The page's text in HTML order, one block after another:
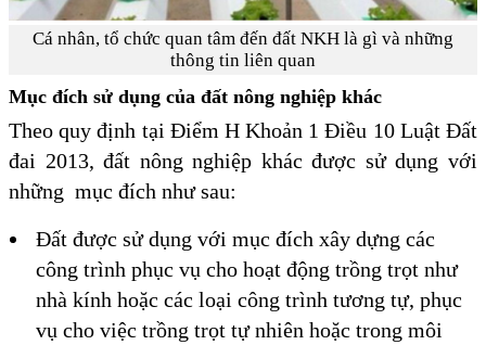
Cá nhân, tổ chức quan tâm đến đất NKH là gì và những
thông tin liên quan
Mục đích sử dụng của đất nông nghiệp khác
Theo quy định tại Điểm H Khoản 1 Điều 10 Luật Đất
đai 2013, đất nông nghiệp khác được sử dụng với
những mục đích như sau:
Đất được sử dụng với mục đích xây dựng các
công trình phục vụ cho hoạt động trồng trọt như
nhà kính hoặc các loại công trình tương tự, phục
vụ cho việc trồng trọt tự nhiên hoặc trong môi